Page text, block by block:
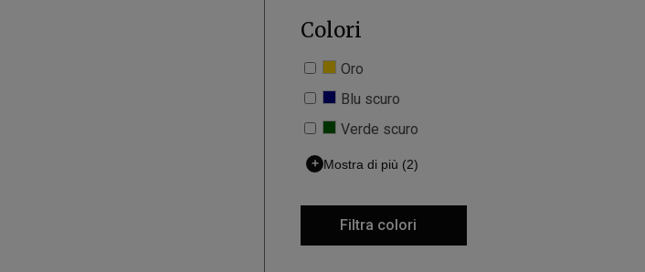
Colori
Oro
Blu scuro
Verde scuro
+ Mostra di più (2)
Filtra colori